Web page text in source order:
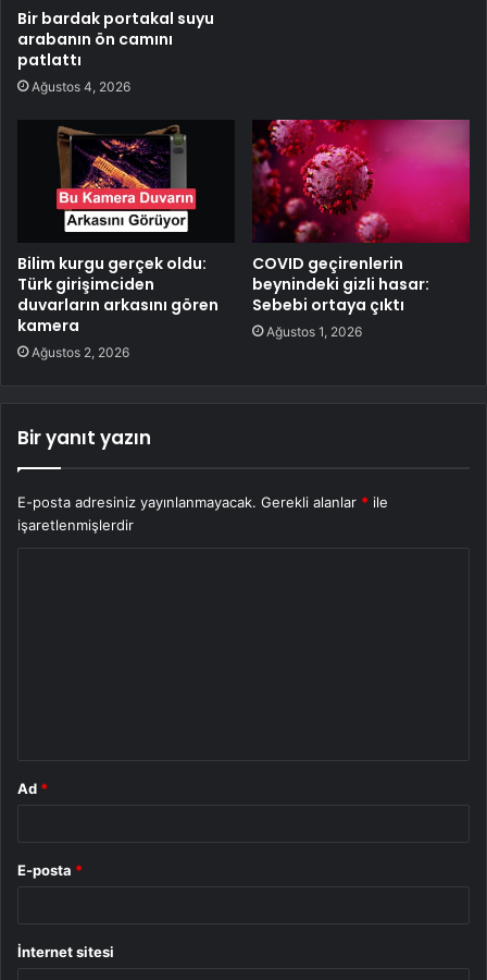
Bir bardak portakal suyu
arabanın ön camını
patlattı
Ağustos 4, 2026
Bilim kurgu gerçek oldu:
Türk girişimciden
duvarların arkasını gören
kamera
Ağustos 2, 2026
COVID geçirenlerin
beynindeki gizli hasar:
Sebebi ortaya çıktı
Ağustos 1, 2026
Bir yanıt yazın
E-posta adresiniz yayınlanmayacak. Gerekli alanlar * ile
işaretlenmişlerdir
Ad *
E-posta *
İnternet sitesi